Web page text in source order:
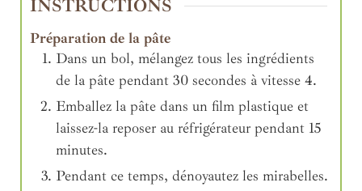
INSTRUCTIONS
Préparation de la pâte
Dans un bol, mélangez tous les ingrédients
de la pâte pendant 30 secondes à vitesse 4.
Emballez la pâte dans un film plastique et
laissez-la reposer au réfrigérateur pendant 15
minutes.
Pendant ce temps, dénoyautez les mirabelles.